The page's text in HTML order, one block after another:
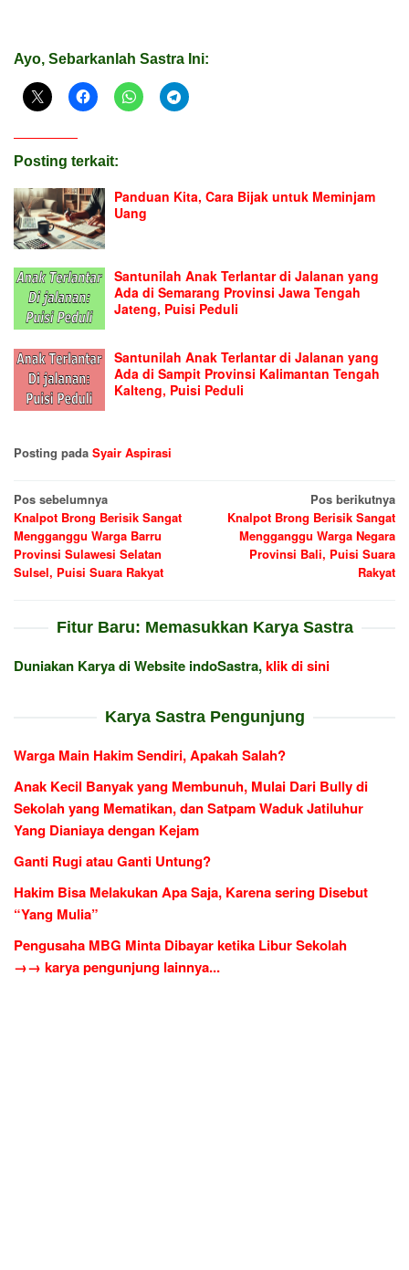
Ayo, Sebarkanlah Sastra Ini:
Posting terkait:
Panduan Kita, Cara Bijak untuk Meminjam
Uang
Santunilah Anak Terlantar di Jalanan yang
Ada di Semarang Provinsi Jawa Tengah
Jateng, Puisi Peduli
Santunilah Anak Terlantar di Jalanan yang
Ada di Sampit Provinsi Kalimantan Tengah
Kalteng, Puisi Peduli
Posting pada Syair Aspirasi
Navigasi
pos
Pos sebelumnya
Knalpot Brong Berisik Sangat
Mengganggu Warga Barru
Provinsi Sulawesi Selatan
Sulsel, Puisi Suara Rakyat
Pos berikutnya
Knalpot Brong Berisik Sangat
Mengganggu Warga Negara
Provinsi Bali, Puisi Suara
Rakyat
Fitur Baru: Memasukkan Karya Sastra
Duniakan Karya di Website indoSastra,klik di sini
Karya Sastra Pengunjung
Warga Main Hakim Sendiri, Apakah Salah?
Anak Kecil Banyak yang Membunuh, Mulai Dari Bully di
Sekolah yang Mematikan, dan Satpam Waduk Jatiluhur
Yang Dianiaya dengan Kejam
Ganti Rugi atau Ganti Untung?
Hakim Bisa Melakukan Apa Saja, Karena sering Disebut
“Yang Mulia”
Pengusaha MBG Minta Dibayar ketika Libur Sekolah
→→ karya pengunjung lainnya...